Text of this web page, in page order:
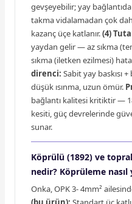
gevşeyebilir; yay
takma vidalamadan çok
kazanç üçe katlanır.(4)
yaydan gelir — az sıkma
sıkma (iletken ezilmesi)
direnci: Sabit yay baskısı
düşük ısınma, uzun ömür.
bağlantı kalitesi kritiktir —
kesiti, güç devrelerinde
sunar.
Köprülü (1892) ve
nedir? Köprüleme nasıl
Onka, OPK 3- 4mm²